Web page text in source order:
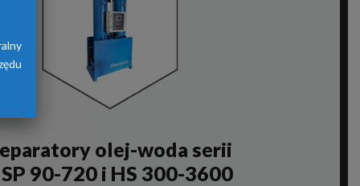
olej-woda serii
90-720 i HS 300-3600